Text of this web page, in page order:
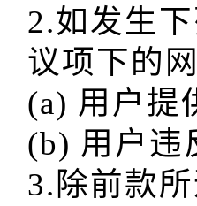
2.如发生
议项下的
(a) 用户提
(b) 用户违
3.除前款